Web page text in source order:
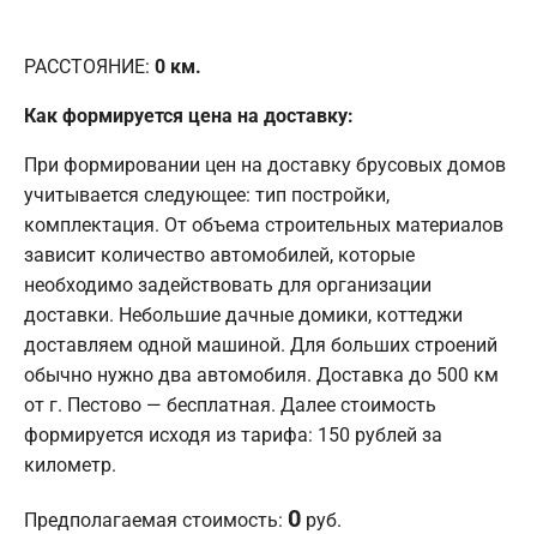
РАССТОЯНИЕ: 0 км.
Как формируется цена на доставку:
При формировании цен на доставку брусовых домов
учитывается следующее: тип постройки,
комплектация. От объема строительных материалов
зависит количество автомобилей, которые
необходимо задействовать для организации
доставки. Небольшие дачные домики, коттеджи
доставляем одной машиной. Для больших строений
обычно нужно два автомобиля. Доставка до 500 км
от г. Пестово — бесплатная. Далее стоимость
формируется исходя из тарифа: 150 рублей за
километр.
Предполагаемая стоимость: 0 руб.